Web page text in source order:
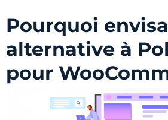
Pourquoi
alternative à
pour